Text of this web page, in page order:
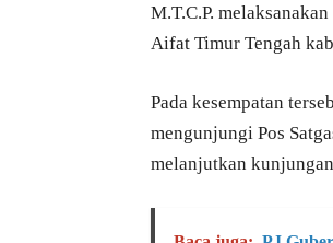
M.T.C.P.
Aifat Timur Tengah
Pada kesempatan
mengunjungi Pos
melanjutkan